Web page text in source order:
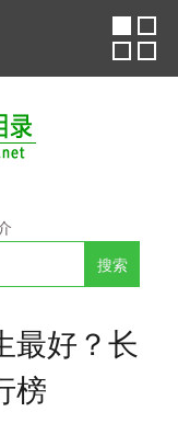
最好？长
榜